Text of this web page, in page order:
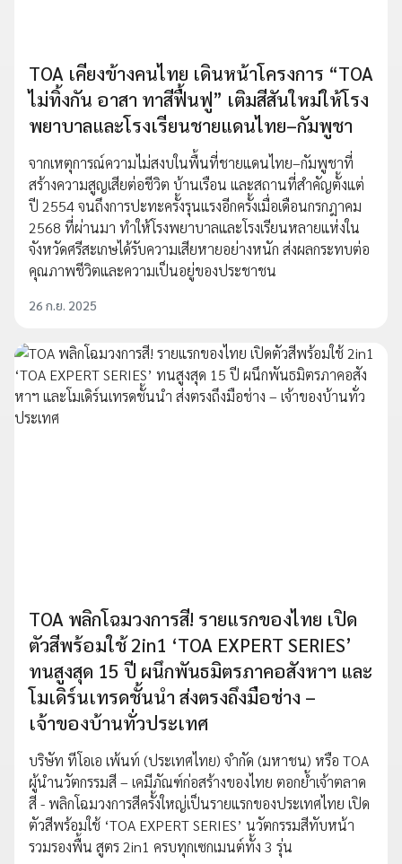
TOA เคียงข้างคนไทย เดินหน้าโครงการ “TOA
ไม่ทิ้งกัน อาสา ทาสีฟื้นฟู” เติมสีสันใหม่ให้โรง
พยาบาลและโรงเรียนชายแดนไทย–กัมพูชา
จากเหตุการณ์ความไม่สงบในพื้นที่ชายแดนไทย–กัมพูชาที่
สร้างความสูญเสียต่อชีวิต บ้านเรือน และสถานที่สำคัญตั้งแต่
ปี 2554 จนถึงการปะทะครั้งรุนแรงอีกครั้งเมื่อเดือนกรกฎาคม
2568 ที่ผ่านมา ทำให้โรงพยาบาลและโรงเรียนหลายแห่งใน
จังหวัดศรีสะเกษได้รับความเสียหายอย่างหนัก ส่งผลกระทบต่อ
คุณภาพชีวิตและความเป็นอยู่ของประชาชน
26 ก.ย. 2025
TOA พลิกโฉมวงการสี! รายแรกของไทย เปิด
ตัวสีพร้อมใช้ 2in1 ‘TOA EXPERT SERIES’
ทนสูงสุด 15 ปี ผนึกพันธมิตรภาคอสังหาฯ และ
โมเดิร์นเทรดชั้นนำ ส่งตรงถึงมือช่าง –
เจ้าของบ้านทั่วประเทศ
บริษัท ทีโอเอ เพ้นท์ (ประเทศไทย) จำกัด (มหาชน) หรือ TOA
ผู้นำนวัตกรรมสี – เคมีภัณฑ์ก่อสร้างของไทย ตอกย้ำเจ้าตลาด
สี - พลิกโฉมวงการสีครั้งใหญ่เป็นรายแรกของประเทศไทย เปิด
ตัวสีพร้อมใช้ ‘TOA EXPERT SERIES’ นวัตกรรมสีทับหน้า
รวมรองพื้น สูตร 2in1 ครบทุกเซกเมนต์ทั้ง 3 รุ่น